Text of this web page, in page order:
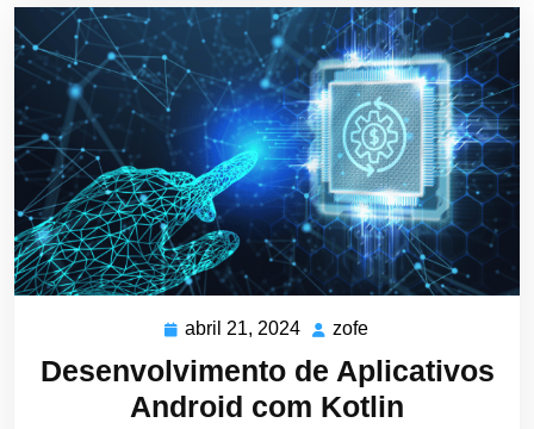
abril 21, 2024 abril
21,
2024
zofe
Desenvolvimento de Aplicativos
Android com Kotlin